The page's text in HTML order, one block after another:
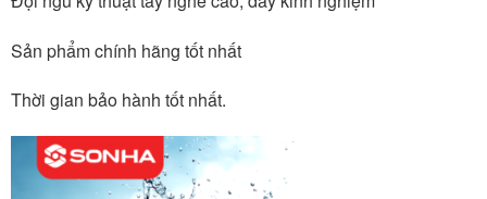
Sản phẩm chính hãng tốt nhất
Thời gian bảo hành tốt nhất.